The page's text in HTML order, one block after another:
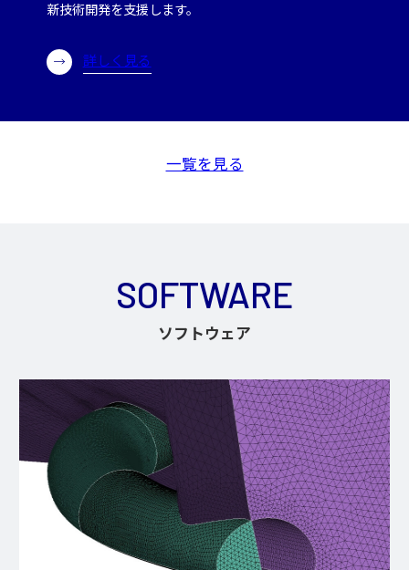
新技術開発を支援します。
詳しく見る
一覧を見る
SOFTWARE
ソフトウェア